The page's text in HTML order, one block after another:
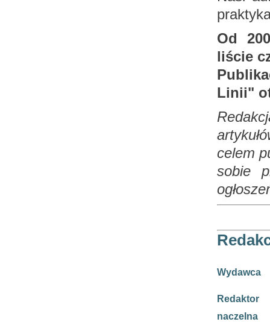
Od
liście
Linii"
celem
sobie
Wydawca
Redaktor
naczelna